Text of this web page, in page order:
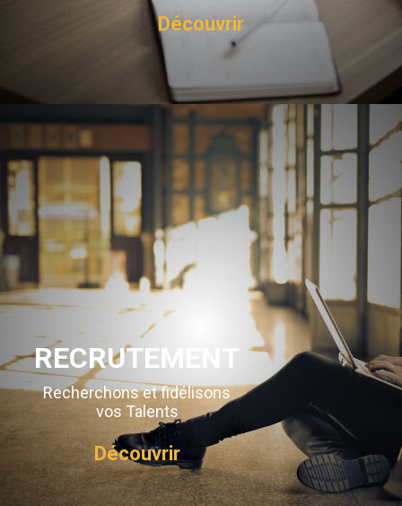
Découvrir
RECRUTEMENT
Recherchons et fidélisons
vos Talents
Découvrir